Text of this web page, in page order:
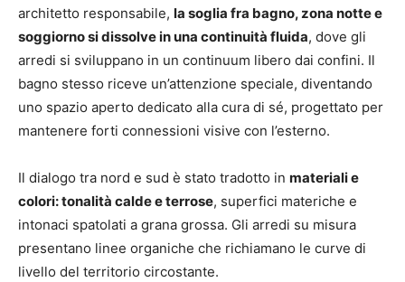
architetto responsabile, la soglia fra bagno, zona notte e
soggiorno si dissolve in una continuità fluida, dove gli
arredi si sviluppano in un continuum libero dai confini. Il
bagno stesso riceve un’attenzione speciale, diventando
uno spazio aperto dedicato alla cura di sé, progettato per
mantenere forti connessioni visive con l’esterno.
Il dialogo tra nord e sud è stato tradotto in materiali e
colori: tonalità calde e terrose, superfici materiche e
intonaci spatolati a grana grossa. Gli arredi su misura
presentano linee organiche che richiamano le curve di
livello del territorio circostante.